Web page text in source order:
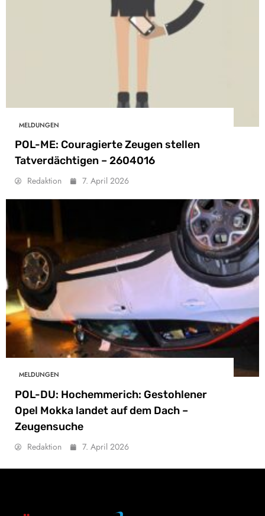
MELDUNGEN
POL-ME: Couragierte Zeugen stellen
Tatverdächtigen – 2604016
Redaktion 7. April 2026
MELDUNGEN
POL-DU: Hochemmerich: Gestohlener
Opel Mokka landet auf dem Dach –
Zeugensuche
Redaktion 7. April 2026